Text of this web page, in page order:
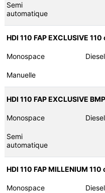
Semi
automatique
HDI 110 FAP EXCLUSIVE
Monospace Diesel
Manuelle
HDI 110 FAP EXCLUSIVE
Monospace Diesel
Semi
automatique
HDI 110 FAP MILLENIUM
Monospace Diesel